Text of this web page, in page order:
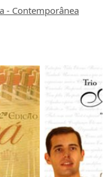
- Contemporânea